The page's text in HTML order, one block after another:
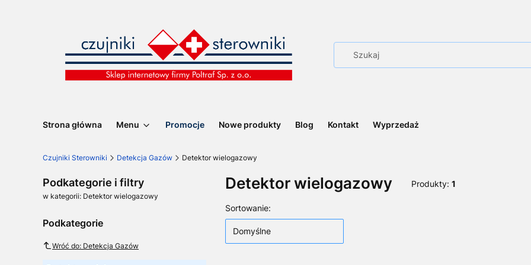
Strona główna Menu Promocje Nowe produkty Blog Kontakt Wyprzedaż
Czujniki Sterowniki Detekcja Gazów Detektor wielogazowy
Podkategorie i filtry
w kategorii: Detektor wielogazowy
Podkategorie
Wróć do: Detekcja Gazów
Detektor wielogazowy Produkty: 1
Lista produktów
Sortowanie:
Domyślne